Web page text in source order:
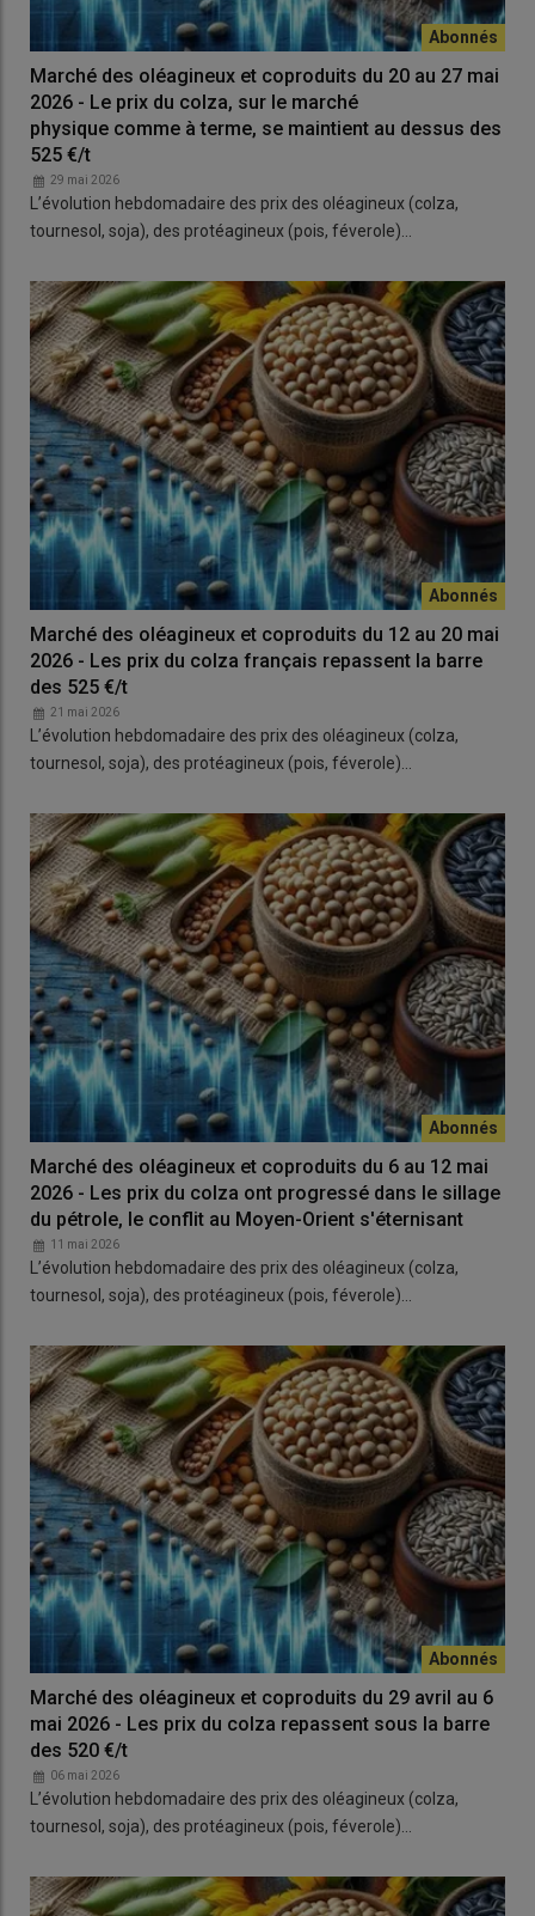
Marché des oléagineux et coproduits du 20 au 27 mai
2026 - Le prix du colza, sur le marché
physique comme à terme, se maintient au dessus des
525 €/t
29 mai 2026
L’évolution hebdomadaire des prix des oléagineux (colza,
tournesol, soja), des protéagineux (pois, féverole)…
Marché des oléagineux et coproduits du 12 au 20 mai
2026 - Les prix du colza français repassent la barre
des 525 €/t
21 mai 2026
L’évolution hebdomadaire des prix des oléagineux (colza,
tournesol, soja), des protéagineux (pois, féverole)…
Marché des oléagineux et coproduits du 6 au 12 mai
2026 - Les prix du colza ont progressé dans le sillage
du pétrole, le conflit au Moyen-Orient s'éternisant
11 mai 2026
L’évolution hebdomadaire des prix des oléagineux (colza,
tournesol, soja), des protéagineux (pois, féverole)…
Marché des oléagineux et coproduits du 29 avril au 6
mai 2026 - Les prix du colza repassent sous la barre
des 520 €/t
06 mai 2026
L’évolution hebdomadaire des prix des oléagineux (colza,
tournesol, soja), des protéagineux (pois, féverole)…